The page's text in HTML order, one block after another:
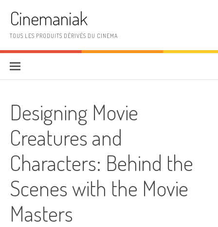
Cinemaniak
TOUS LES PRODUITS DÉRIVÉS DU CINEMA
Designing Movie
Creatures and
Characters: Behind the
Scenes with the Movie
Masters